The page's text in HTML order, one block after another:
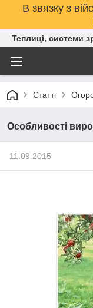
В звязку з
Теплиці, системи
Статті
Особливості
11.09.2015